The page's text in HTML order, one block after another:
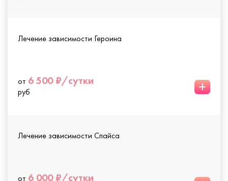
Лечение зависимости Героина
от 6 500 ₽/сутки
руб +
Лечение зависимости Спайса
от 6 000 ₽/сутки